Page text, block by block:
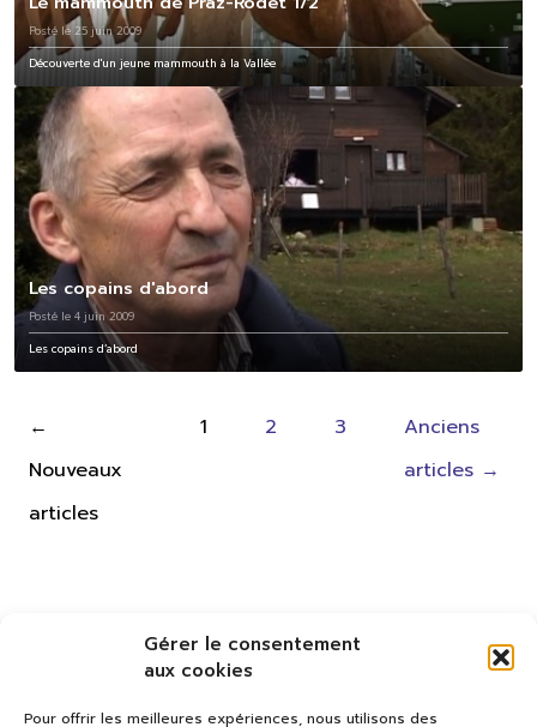
Gérer le consentement
aux cookies
Pour offrir les meilleures expériences, nous utilisons des
Posté le 25 juin 2009
Découverte d'un jeune mammouth à la Vallée
Les copains d'abord
Posté le 4 juin 2009
Les copains d’abord
Pagination
des
publications
←
Nouveaux
articles
1 2 3
Anciens
articles →